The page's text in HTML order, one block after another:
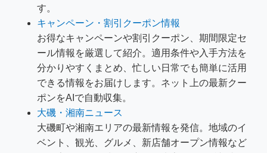
す。
キャンペーン・割引クーポン情報
お得なキャンペーンや割引クーポン、期間限定セ
ール情報を厳選して紹介。適用条件や入手方法を
分かりやすくまとめ、忙しい日常でも簡単に活用
できる情報をお届けします。ネット上の最新クー
ポンをAIで自動収集。
大磯・湘南ニュース
大磯町や湘南エリアの最新情報を発信。地域のイ
ベント、観光、グルメ、新店舗オープン情報など